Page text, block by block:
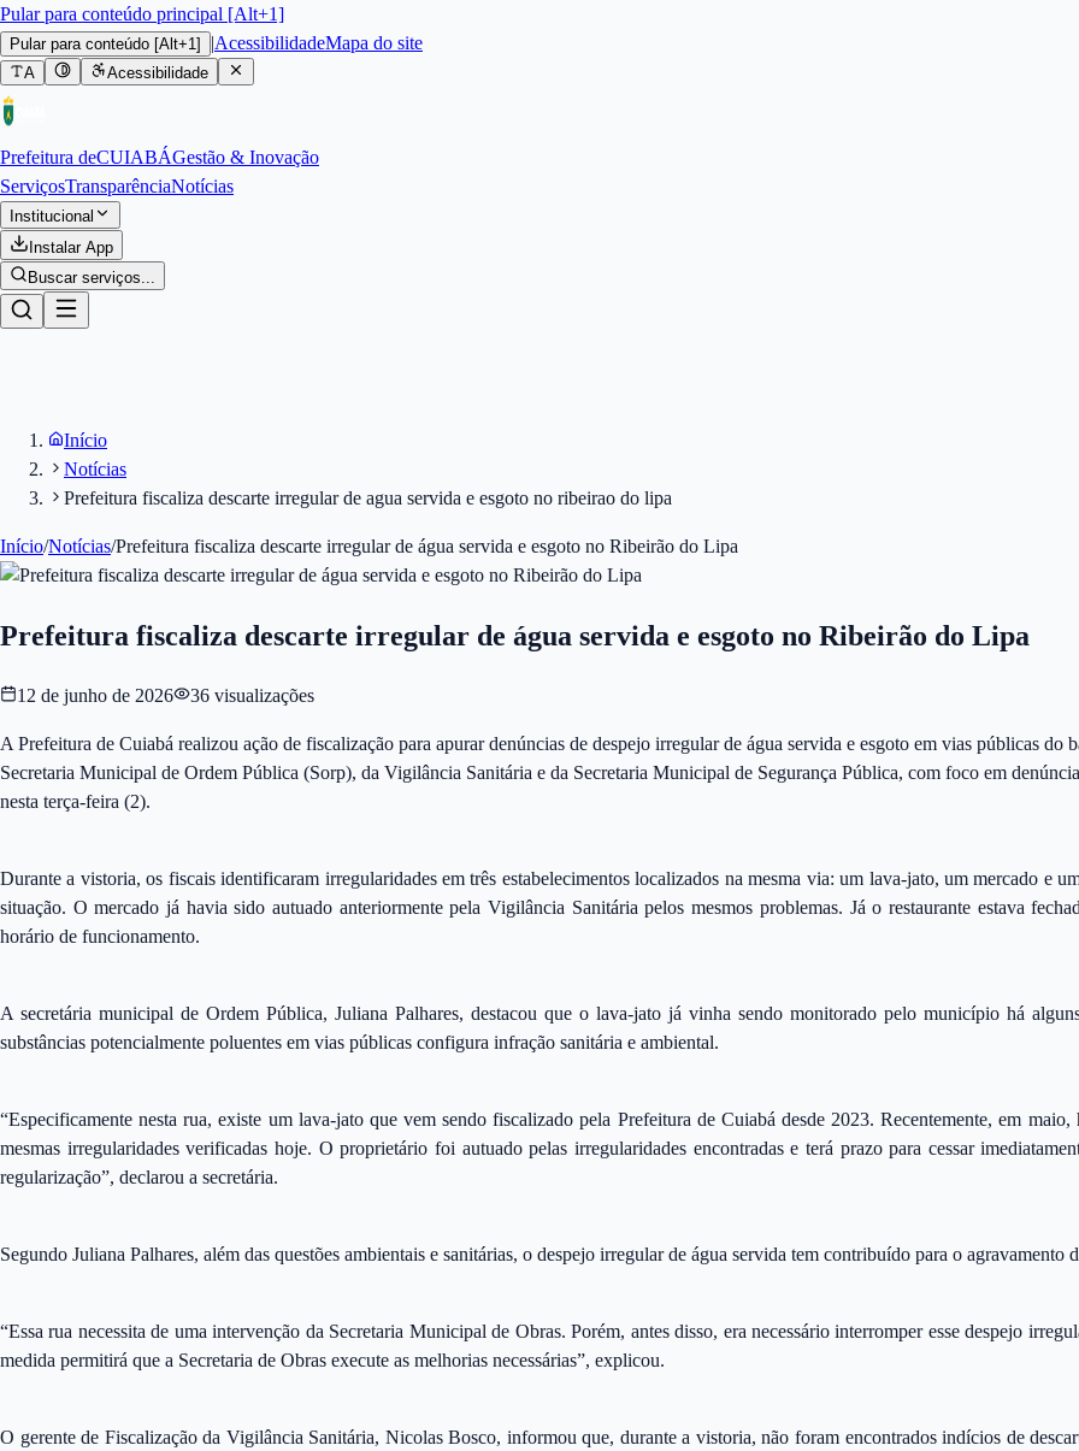
Pular para conteúdo principal [Alt+1]
Pular para conteúdo [Alt+1] |AcessibilidadeMapa do site
A Acessibilidade
Prefeitura deCUIABÁGestão & Inovação
ServiçosTransparênciaNotícias
Institucional
Instalar App
Buscar serviços...
Início
Notícias
Prefeitura fiscaliza descarte irregular de agua servida e esgoto no ribeirao do lipa
Início/Notícias/Prefeitura fiscaliza descarte irregular de água servida e esgoto no Ribeirão do Lipa
Prefeitura fiscaliza descarte irregular de água servida e esgoto no Ribeirão do Lipa
12 de junho de 2026 36 visualizações
A Prefeitura de Cuiabá realizou ação de fiscalização para apurar denúncias de despejo irregular de água servida e esgoto em vias públicas
Secretaria Municipal de Ordem Pública (Sorp), da Vigilância Sanitária e da Secretaria Municipal de Segurança Pública, com foco em
nesta terça-feira (2).
Durante a vistoria, os fiscais identificaram irregularidades em três estabelecimentos localizados na mesma via: um lava-jato, um mercado e
situação. O mercado já havia sido autuado anteriormente pela Vigilância Sanitária pelos mesmos problemas. Já o restaurante estava
horário de funcionamento.
A secretária municipal de Ordem Pública, Juliana Palhares, destacou que o lava-jato já vinha sendo monitorado pelo município há
substâncias potencialmente poluentes em vias públicas configura infração sanitária e ambiental.
“Especificamente nesta rua, existe um lava-jato que vem sendo fiscalizado pela Prefeitura de Cuiabá desde 2023. Recentemente, em
mesmas irregularidades verificadas hoje. O proprietário foi autuado pelas irregularidades encontradas e terá prazo para cessar
regularização”, declarou a secretária.
Segundo Juliana Palhares, além das questões ambientais e sanitárias, o despejo irregular de água servida tem contribuído para o
“Essa rua necessita de uma intervenção da Secretaria Municipal de Obras. Porém, antes disso, era necessário interromper esse despejo
medida permitirá que a Secretaria de Obras execute as melhorias necessárias”, explicou.
O gerente de Fiscalização da Vigilância Sanitária, Nicolas Bosco, informou que, durante a vistoria, não foram encontrados indícios de